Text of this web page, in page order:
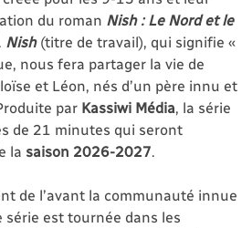
du roman Nish : Le Nord et le
Nish (titre de travail), qui signifie «
nous fera partager la vie de
et Léon, nés d’un père innu et
par Kassiwi Média la série
de 21 minutes qui seront
la saison 2026-2027
de l’avant la communauté innue
est tournée dans les